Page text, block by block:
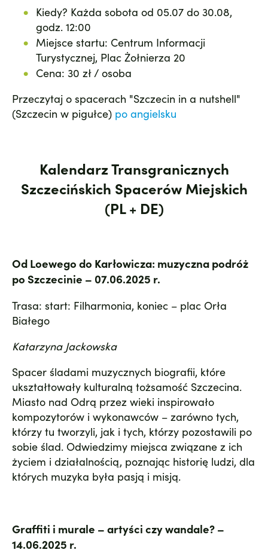
Kiedy? Każda sobota od 05.07 do 30.08,
godz. 12:00
Miejsce startu: Centrum Informacji
Turystycznej, Plac Żołnierza 20
Cena: 30 zł / osoba
Przeczytaj o spacerach "Szczecin in a nutshell"
(Szczecin w pigułce) po angielsku
Kalendarz Transgranicznych
Szczecińskich Spacerów Miejskich
(PL + DE)
Od Loewego do Karłowicza: muzyczna podróż
po Szczecinie – 07.06.2025 r.
Trasa: start: Filharmonia, koniec – plac Orła
Białego
Katarzyna Jackowska
Spacer śladami muzycznych biografii, które
ukształtowały kulturalną tożsamość Szczecina.
Miasto nad Odrą przez wieki inspirowało
kompozytorów i wykonawców – zarówno tych,
którzy tu tworzyli, jak i tych, którzy pozostawili po
sobie ślad. Odwiedzimy miejsca związane z ich
życiem i działalnością, poznając historię ludzi, dla
których muzyka była pasją i misją.
Graffiti i murale – artyści czy wandale? –
14.06.2025 r.